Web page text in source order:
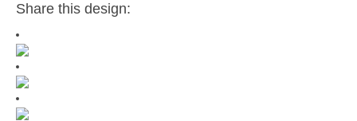
Share this design: